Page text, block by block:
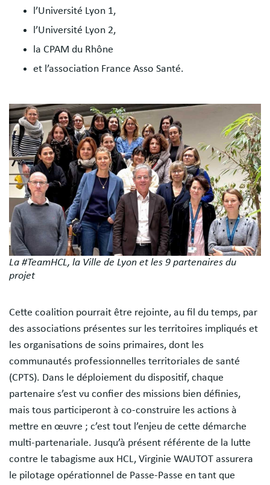
l’Université Lyon 1,
l’Université Lyon 2,
la CPAM du Rhône
et l’association France Asso Santé.
Image
La #TeamHCL, la Ville de Lyon et les 9 partenaires du
projet
Cette coalition pourrait être rejointe, au fil du temps, par
des associations présentes sur les territoires impliqués et
les organisations de soins primaires, dont les
communautés professionnelles territoriales de santé
(CPTS). Dans le déploiement du dispositif, chaque
partenaire s’est vu confier des missions bien définies,
mais tous participeront à co-construire les actions à
mettre en œuvre ; c’est tout l’enjeu de cette démarche
multi-partenariale. Jusqu’à présent référente de la lutte
contre le tabagisme aux HCL, Virginie WAUTOT assurera
le pilotage opérationnel de Passe-Passe en tant que